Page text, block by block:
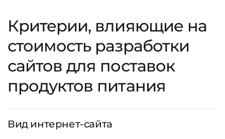
Критерии, влияющие на
стоимость разработки
сайтов для поставок
продуктов питания
Вид интернет-сайта